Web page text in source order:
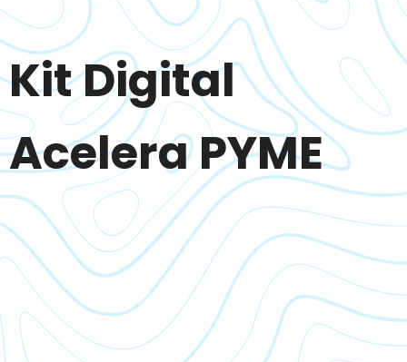
Kit Digital
Acelera PYME